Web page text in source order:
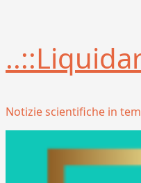
Notizie scientifiche in